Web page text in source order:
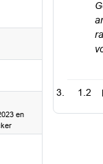
en
1.2